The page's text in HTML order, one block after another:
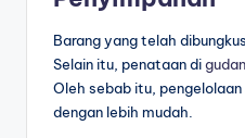
Barang yang telah
Selain itu, penataan di
Oleh sebab itu,
dengan lebih mudah.